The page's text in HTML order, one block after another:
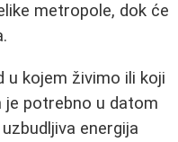
metropole, dok će
u kojem živimo ili koji
potrebno u datom
energija